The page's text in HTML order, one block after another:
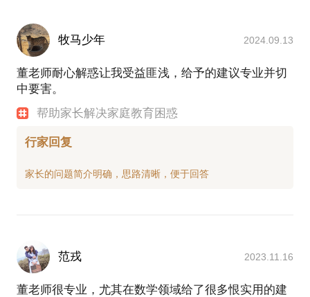
牧马少年 2024.09.13
董老师耐心解惑让我受益匪浅，给予的建议专业并切
中要害。
帮助家长解决家庭教育困惑
行家回复
范戎 2023.11.16
董老师很专业，尤其在数学领域给了很多恨实用的建